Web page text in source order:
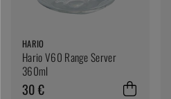
HARIO
Hario V60 Range Server
360ml
30 €